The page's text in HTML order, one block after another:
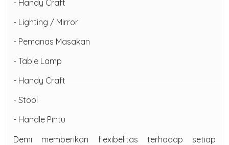
- Handy Craft
- Lighting / Mirror
- Pemanas Masakan
- Table Lamp
- Handy Craft
- Stool
- Handle Pintu
Demi memberikan flexibelitas terhadap setiap